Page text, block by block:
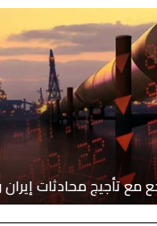
محادثات إيران